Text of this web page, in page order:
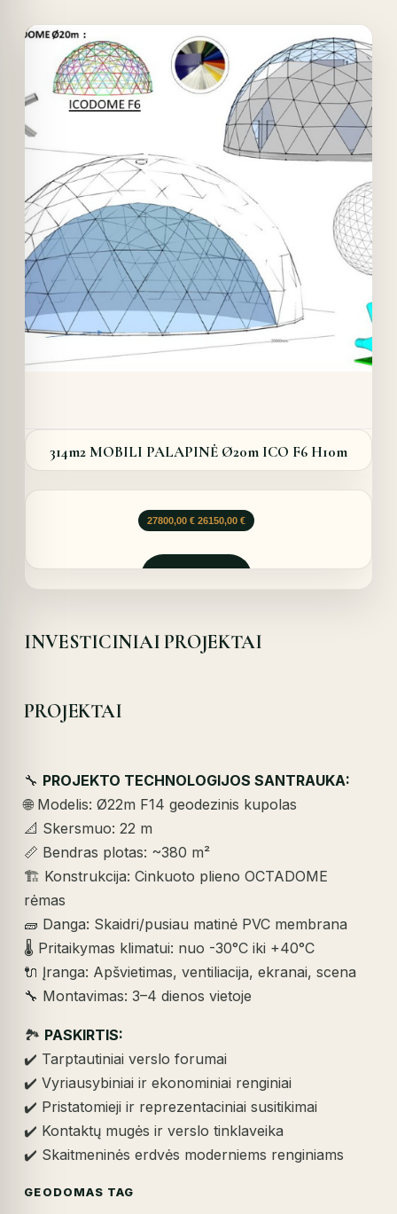
Offer!
Quick View
314m2 MOBILI PALAPINĖ Ø20m ICO F6 H10m
27800,00 € Original
was:
26150,00 €Current
INVESTICINIAI PROJEKTAI
PROJEKTAI
🔧 PROJEKTO TECHNOLOGIJOS SANTRAUKA:
🌐 Modelis: Ø22m F14 geodezinis kupolas
📐 Skersmuo: 22 m
📏 Bendras plotas: ~380 m²
🏗️ Konstrukcija: Cinkuoto plieno OCTADOME
rėmas
🧱 Danga: Skaidri/pusiau matinė PVC membrana
🌡️ Pritaikymas klimatui: nuo -30°C iki +40°C
🔌 Įranga: Apšvietimas, ventiliacija, ekranai, scena
🔧 Montavimas: 3–4 dienos vietoje
🏞️ PASKIRTIS:
✔️ Tarptautiniai verslo forumai
✔️ Vyriausybiniai ir ekonominiai renginiai
✔️ Pristatomieji ir reprezentaciniai susitikimai
✔️ Kontaktų mugės ir verslo tinklaveika
✔️ Skaitmeninės erdvės moderniems renginiams
GEODOMAS TAG